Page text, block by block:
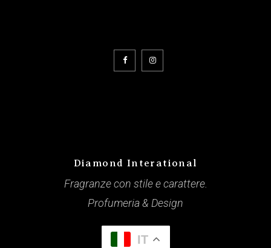
Diamond Interational
Fragranze con stile e carattere.
Profumeria & Design
IT